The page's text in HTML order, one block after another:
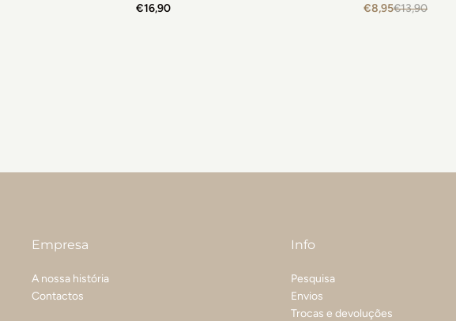
€16,90 €8,95€13,90
Empresa
A nossa história
Contactos
Info
Pesquisa
Envios
Trocas e devoluções